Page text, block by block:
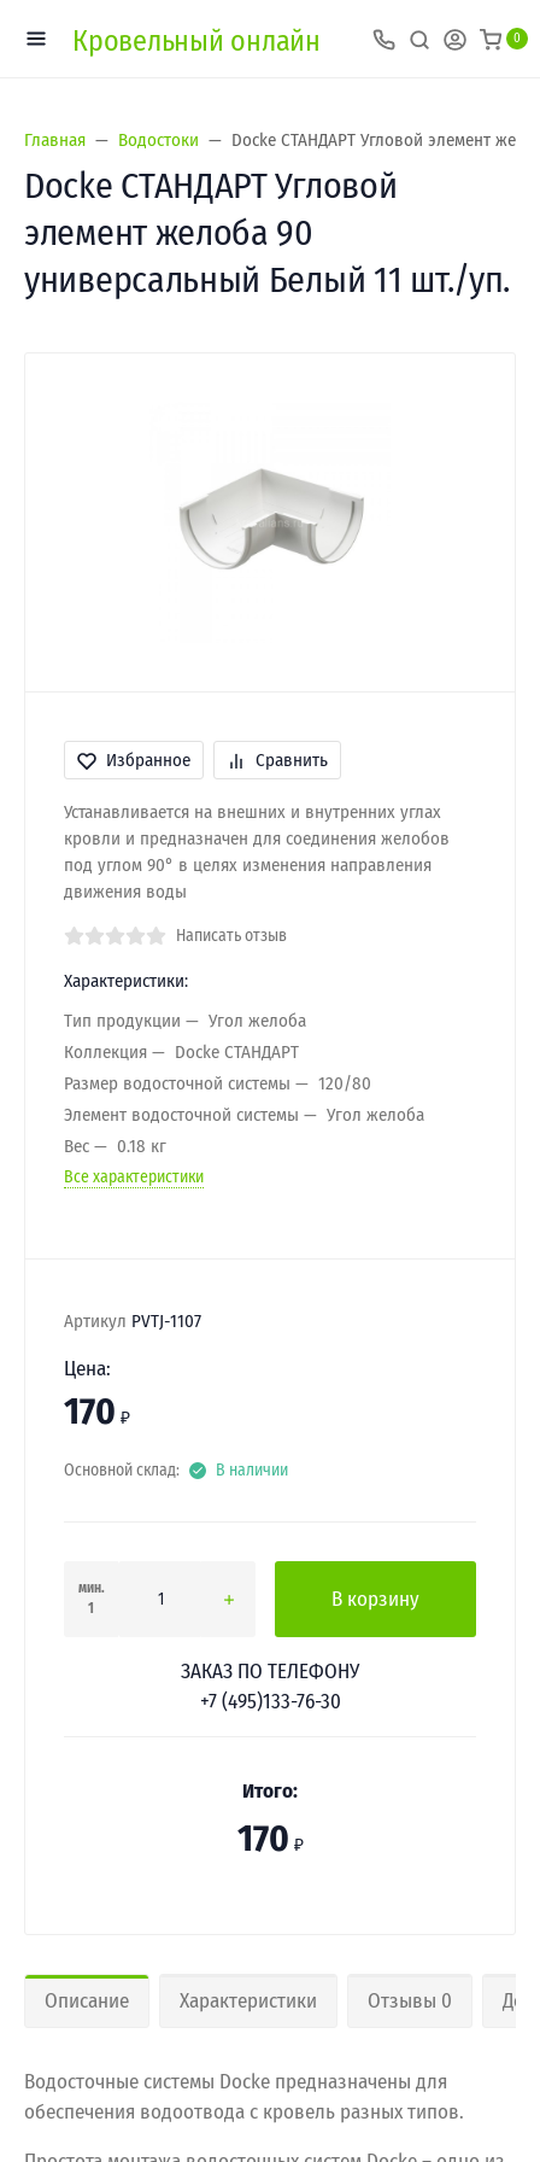
Кровельный онлайн 0
Главная Водостоки Docke СТАНДАРТ Угловой элемент
Docke СТАНДАРТ Угловой
элемент желоба 90
универсальный Белый 11 шт./уп.
Избранное Сравнить
Устанавливается на внешних и внутренних углах
кровли и предназначен для соединения желобов
под углом 90° в целях изменения направления
движения воды
Написать отзыв
Характеристики:
Тип продукции
Угол желоба
Коллекция
Docke СТАНДАРТ
Размер водосточной системы
120/80
Элемент водосточной системы
Угол желоба
Вес
0.18 кг
Все характеристики
Артикул PVTJ-1107
Цена:
170 ₽
Основной склад: В наличии
мин.
1
В корзину
ЗАКАЗ ПО ТЕЛЕФОНУ
+7 (495)133-76-30
Итого:
170 ₽
Описание Характеристики Отзывы 0
Водосточные системы Docke предназначены для
обеспечения водоотвода с кровель разных типов.